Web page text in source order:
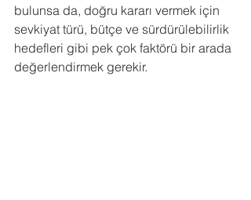
bulunsa da, doğru kararı vermek için
sevkiyat türü, bütçe ve sürdürülebilirlik
hedefleri gibi pek çok faktörü bir arada
değerlendirmek gerekir.